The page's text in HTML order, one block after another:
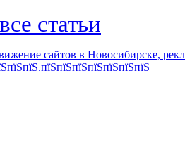
все статьи
сайтов в Новосибирске,